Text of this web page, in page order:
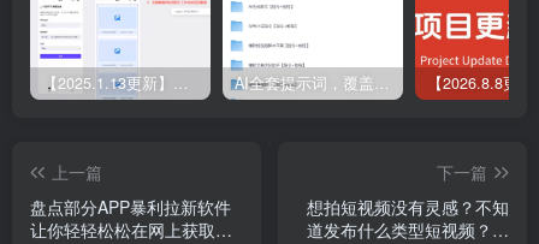
【2025.1.13更新】Coze应用实战 如何利用coze应用功能，开发一个小程序，并发布到微信 AI全套提示词，覆盖微头条、小说、短视频脚本等32+创作场景
上一篇
盘点部分APP暴利拉新软件
让你轻轻松松在网上获取您
下一篇
想拍短视频没有灵感？不知
道发布什么类型短视频？别